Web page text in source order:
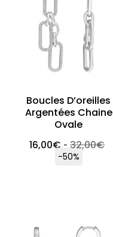
Boucles D’oreilles
Argentées Chaine
Ovale
16,00€ -32,00€
-50%